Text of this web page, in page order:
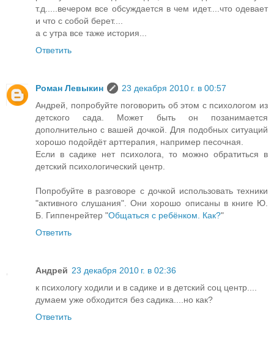
т.д.....вечером все обсуждается в чем идет....что одевает
и что с собой берет....
а с утра все таже история...
Ответить
Роман Левыкин
23 декабря 2010 г. в 00:57
Андрей, попробуйте поговорить об этом с психологом из
детского сада. Может быть он позанимается
дополнительно с вашей дочкой. Для подобных ситуаций
хорошо подойдёт арттерапия, например песочная.
Если в садике нет психолога, то можно обратиться в
детский психологический центр.
Попробуйте в разговоре с дочкой использовать техники
"активного слушания". Они хорошо описаны в книге Ю.
Б. Гиппенрейтер "Общаться с ребёнком. Как?"
Ответить
Андрей 23 декабря 2010 г. в 02:36
к психологу ходили и в садике и в детский соц центр....
думаем уже обходится без садика....но как?
Ответить